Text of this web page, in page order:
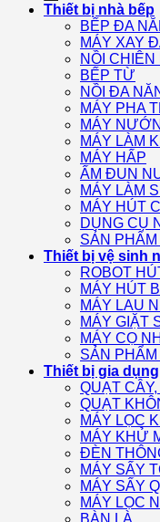
Thiết bị nhà bếp
BẾP ĐA
MÁY XAY
NỒI
BẾP TỪ
NỒI ĐA
MÁY PHA
MÁY
MÁY LÀM
MÁY HẤP
ẤM ĐUN
MÁY LÀM
MÁY HÚT
DỤNG CỤ
SẢN
Thiết bị vệ sinh
ROBOT
MÁY HÚT
MÁY LAU
MÁY GIẶT
MÁY CỌ
SẢN
Thiết bị gia dụng
QUẠT
QUẠT
MÁY LỌC
MÁY KHỬ
ĐÈN
MÁY SẤY
MÁY SẤY
MÁY LỌC
BÀN LÀ